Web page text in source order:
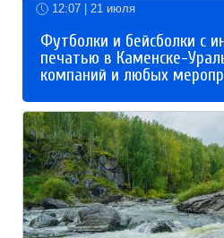
12:07 | 21 июля
Футболки и бейсболки с
печатью в Каменске-
компаний и любых